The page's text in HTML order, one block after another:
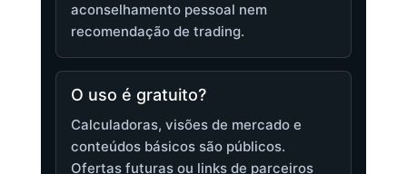
aconselhamento pessoal nem
recomendação de trading.
O uso é gratuito?
Calculadoras, visões de mercado e
conteúdos básicos são públicos.
Ofertas futuras ou links de parceiros